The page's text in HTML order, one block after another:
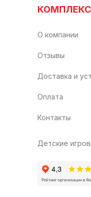
О компании
Отзывы
Доставка и
Оплата
Контакты
Детские